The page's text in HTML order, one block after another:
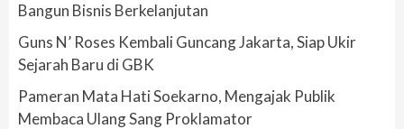
Bangun Bisnis Berkelanjutan
Guns N’ Roses Kembali Guncang Jakarta, Siap Ukir
Sejarah Baru di GBK
Pameran Mata Hati Soekarno, Mengajak Publik
Membaca Ulang Sang Proklamator